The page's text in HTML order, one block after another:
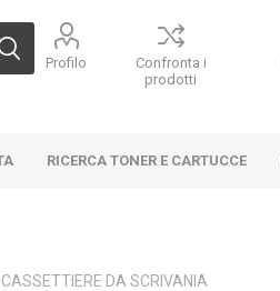
Profilo
Confronta i
prodotti
RICERCA TONER E CARTUCCE
CASSETTIERE DA SCRIVANIA